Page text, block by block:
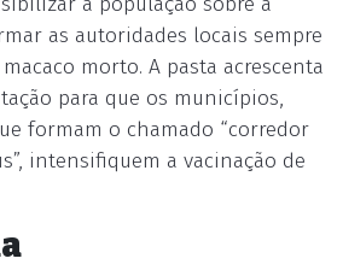
as autoridades locais sempre
morto. A pasta acrescenta
para que os municípios,
formam o chamado “corredor
intensifiquem a vacinação de